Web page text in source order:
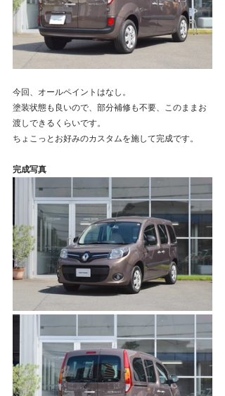
今回、オールペイントはなし。
塗装状態も良いので、部分補修も不要、このままお
渡しできるくらいです。
ちょこっとお好みのカスタムを施して完成です。
完成写真